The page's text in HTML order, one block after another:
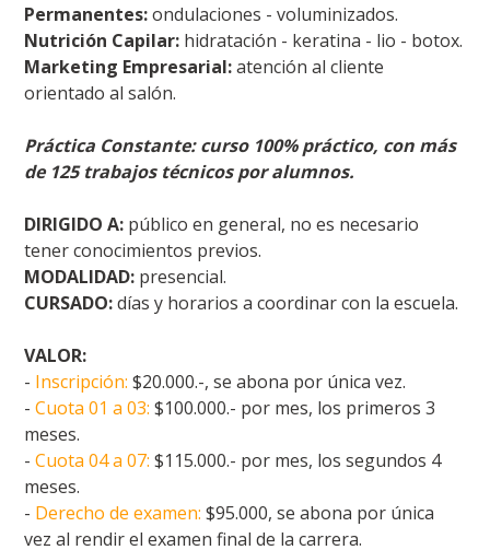
Permanentes:ondulaciones - voluminizados.
Nutrición Capilar: hidratación - keratina - lio - botox.
Marketing Empresarial:atención al cliente
orientado al salón.
Práctica Constante: curso 100% práctico, con más
de 125 trabajos técnicos por alumnos.
DIRIGIDO A: público en general, no es necesario
tener conocimientos previos.
MODALIDAD: presencial.
CURSADO:días y horarios a coordinar con la escuela.
VALOR:
- Inscripción: $20.000.-, se abona por única vez.
-Cuota 01 a 03:$100.000.- por mes, los primeros 3
meses.
-Cuota 04 a 07:$115.000.- por mes, los segundos 4
meses.
- Derecho de examen: $95.000, se abona por única
vez al rendir el examen final de la carrera.